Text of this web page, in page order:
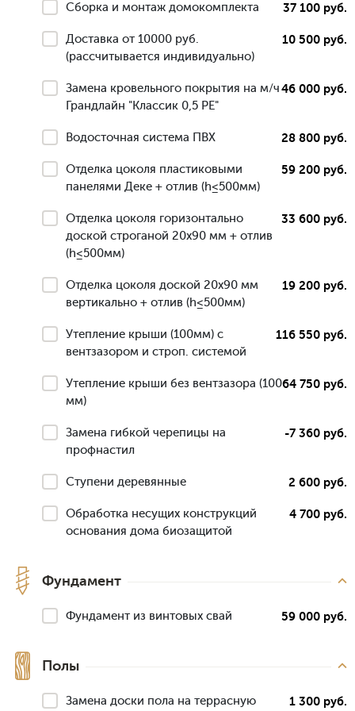
Сборка и монтаж домокомплекта 37 100 руб.
Доставка от 10000 руб.
(рассчитывается индивидуально)
10 500 руб.
Замена кровельного покрытия на м/ч
Грандлайн "Классик 0,5 РЕ"
46 000 руб.
Водосточная система ПВХ 28 800 руб.
Отделка цоколя пластиковыми
панелями Деке + отлив (h≤500мм)
59 200 руб.
Отделка цоколя горизонтально
доской строганой 20х90 мм + отлив
(h≤500мм)
33 600 руб.
Отделка цоколя доской 20х90 мм
вертикально + отлив (h≤500мм)
19 200 руб.
Утепление крыши (100мм) с
вентзазором и строп. системой
116 550 руб.
Утепление крыши без вентзазора (100
мм)
64 750 руб.
Замена гибкой черепицы на
профнастил
-7 360 руб.
Ступени деревянные 2 600 руб.
Обработка несущих конструкций
основания дома биозащитой
4 700 руб.
Фундамент
Фундамент из винтовых свай 59 000 руб.
Полы
Замена доски пола на террасную
1 300 руб.